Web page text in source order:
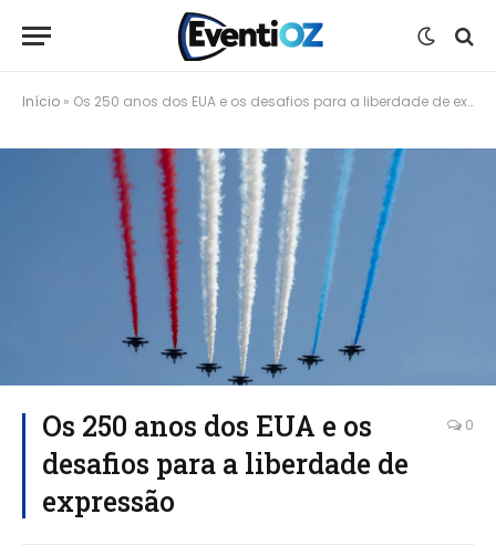
Início » Os 250 anos dos EUA e os desafios para a liberdade de expressão
Os 250 anos dos EUA e os
desafios para a liberdade de
expressão
0